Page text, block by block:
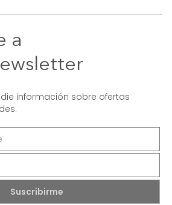
a
información sobre ofertas